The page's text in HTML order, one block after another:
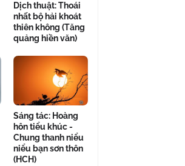
Dịch thuật: Thoái
nhất bộ hải khoát
thiên không (Tăng
quảng hiền văn)
Sáng tác: Hoàng
hôn tiểu khúc -
Chung thanh niểu
niểu bạn sơn thôn
(HCH)